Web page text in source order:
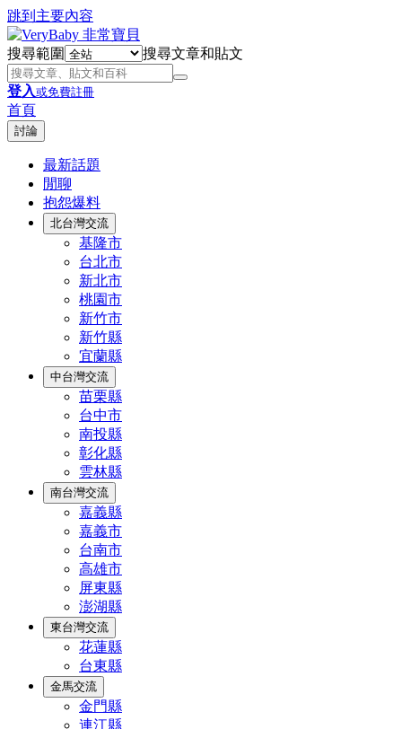
跳到主要內容
搜尋範圍 搜尋文章和貼文
登入或免費註冊
首頁
討論
最新話題
閒聊
抱怨爆料
北台灣交流
基隆市
台北市
新北市
桃園市
新竹市
新竹縣
宜蘭縣
中台灣交流
苗栗縣
台中市
南投縣
彰化縣
雲林縣
南台灣交流
嘉義縣
嘉義市
台南市
高雄市
屏東縣
澎湖縣
東台灣交流
花蓮縣
台東縣
金馬交流
金門縣
連江縣